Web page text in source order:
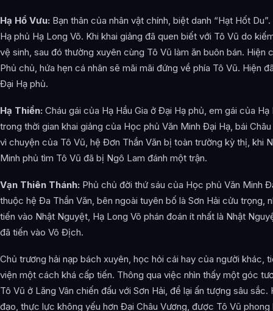
Hạ Hổ Vưu: Bạn thân của nhân vật chính, biệt danh “Hạt Hốt
Hạ phủ Hạ Long Võ. Khi khai giảng đã quen biết với Tô Vũ do
vệ sinh, sau đó thường xuyên cùng Tô Vũ làm ăn buôn bán. Hiện
Phủ chủ, hứa hẹn cá nhân sẽ mãi mãi đứng về phía Tô Vũ. Hiện
Đại Hạ phủ.
Hạ Thiền: Cháu gái của Hạ Hầu Gia ở Đại Hạ phủ, em gái của
trong thời gian khai giảng của Học phủ Văn Minh Đại Hạ, bái Châu
vì chuyện của Tô Vũ, hệ Đơn Thần Văn bị toàn trường kỳ thị, khi
Minh phủ tìm Tô Vũ đã bị Ngô Lam đánh một trận.
Vạn Thiên Thánh: Phủ chủ đời thứ sáu của Học phủ Văn Minh
thuộc hệ Đa Thần Văn, bên ngoài tuyên bố là Sơn Hải cửu trọng,
tiến vào Nhật Nguyệt, Hạ Long Võ phán đoán ít nhất là Nhật
đã tiến vào Vô Địch.
Chủ trương hải nạp bách xuyên, học hỏi cái hay của người khác,
viện một cách khá cấp tiến. Thông qua việc nhìn thấy một góc
Tô Vũ ở Lăng Vân chiến đấu với Sơn Hải, để lại ấn tượng sâu sắc.
đạo, thực lực không yếu hơn Đại Châu Vương, được Tô Vũ phong